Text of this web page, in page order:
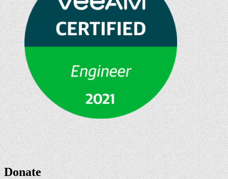
Donate